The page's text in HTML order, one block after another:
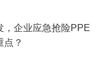
，企业应急抢险PPE
点？